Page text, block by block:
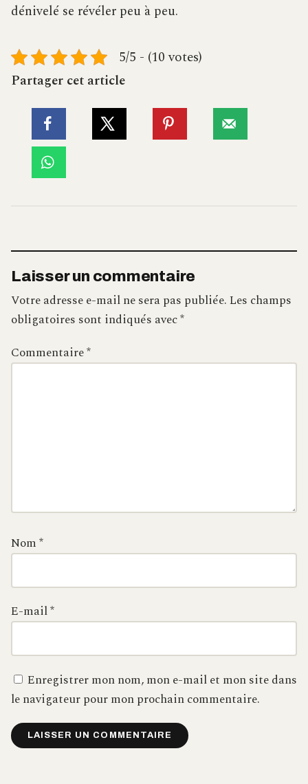
dénivelé se révéler peu à peu.
5/5 - (10 votes)
Partager cet article
Laisser un commentaire
Votre adresse e-mail ne sera pas publiée.Les champs
obligatoires sont indiqués avec*
Commentaire*
Nom*
E-mail*
Enregistrer mon nom, mon e-mail et mon site dans
le navigateur pour mon prochain commentaire.